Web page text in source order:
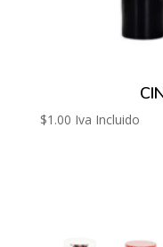
$1.00 Iva Incluido